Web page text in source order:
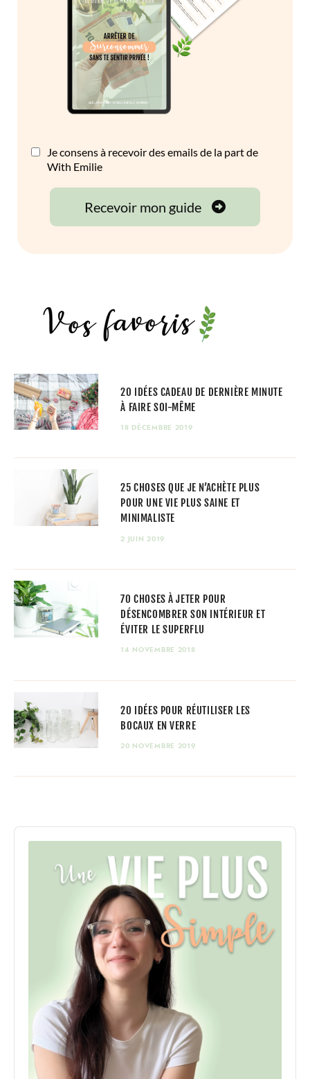
20 IDÉES CADEAU DE DERNIÈRE MINUTE
À FAIRE SOI-MÊME
18 DÉCEMBRE 2019
25 CHOSES QUE JE N’ACHÈTE PLUS
POUR UNE VIE PLUS SAINE ET
MINIMALISTE
2 JUIN 2019
70 CHOSES À JETER POUR
DÉSENCOMBRER SON INTÉRIEUR ET
ÉVITER LE SUPERFLU
14 NOVEMBRE 2018
20 IDÉES POUR RÉUTILISER LES
BOCAUX EN VERRE
20 NOVEMBRE 2019
Audio
Player